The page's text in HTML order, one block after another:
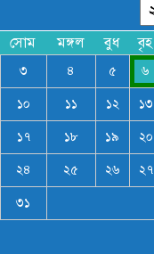
সোম মঙ্গল বুধ বৃহ
৩ ৪ ৫ ৬
১০ ১১ ১২ ১৩
১৭ ১৮ ১৯ ২০
২৪ ২৫ ২৬ ২৭
৩১